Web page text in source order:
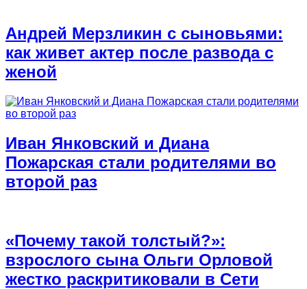
Андрей Мерзликин с сыновьями:
как живет актер после развода с
женой
Иван Янковский и Диана
Пожарская стали родителями во
второй раз
«Почему такой толстый?»:
взрослого сына Ольги Орловой
жестко раскритиковали в Сети